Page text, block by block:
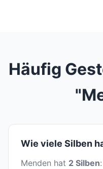
Häufig
Wie viele Silben
Menden hat 2 Silben